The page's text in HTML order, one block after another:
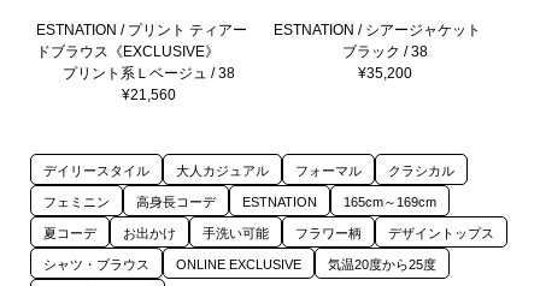
ESTNATION / プリント ティアー
ドブラウス《EXCLUSIVE》
プリント系Ｌベージュ / 38
¥21,560
ESTNATION / シアージャケット
ブラック / 38
¥35,200
デイリースタイル 大人カジュアル フォーマル クラシカル
フェミニン 高身長コーデ ESTNATION 165cm～169cm
夏コーデ お出かけ 手洗い可能 フラワー柄 デザイントップス
シャツ・ブラウス ONLINE EXCLUSIVE 気温20度から25度